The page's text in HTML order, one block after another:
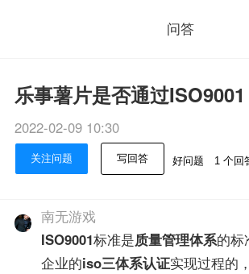
问答
乐事薯片是否通过ISO9001
2022-02-09 10:30
关注问题 写回答 好问题 1 个回
南无游戏
ISO9001标准是质量管理体系的标
企业的iso三体系认证实现过程的